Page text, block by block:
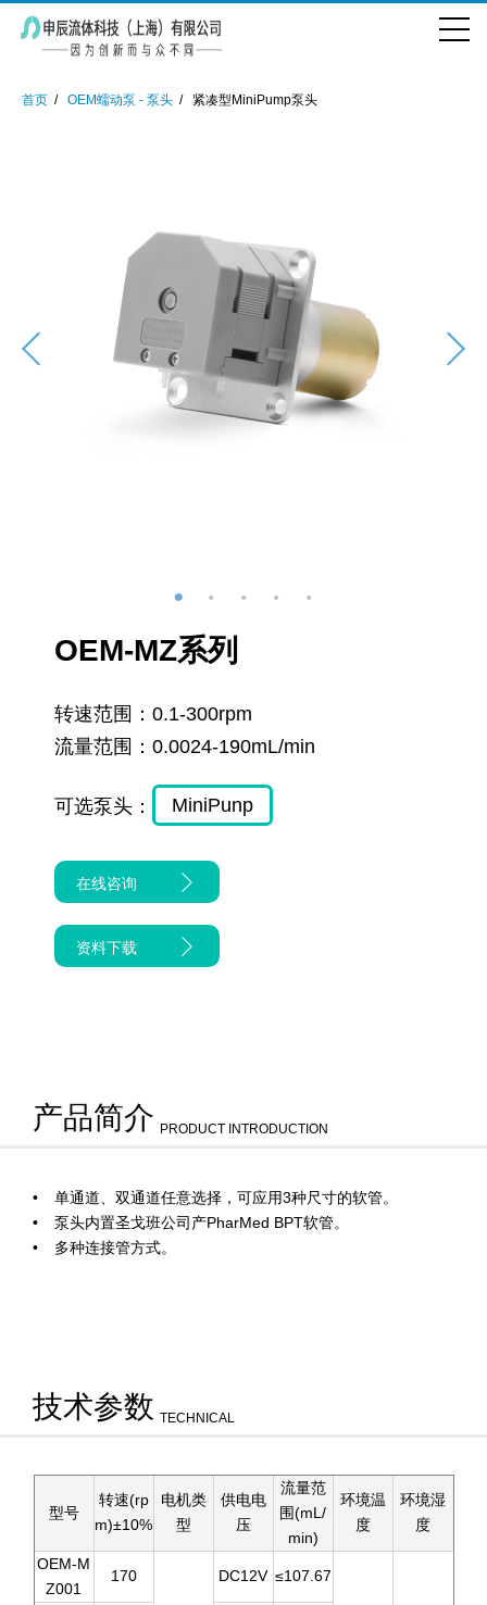
首页 OEM蠕动泵 - 泵头 紧凑型MiniPump泵头
OEM-MZ系列
转速范围： 0.1-300rpm
流量范围： 0.0024-190mL/min
可选泵头： MiniPunp
在线咨询
资料下载
产品简介 PRODUCT INTRODUCTION
单通道、双通道任意选择，可应用3种尺寸的软管。
泵头内置圣戈班公司产PharMed BPT软管。
多种连接管方式。
技术参数 TECHNICAL
型号
转速(rp
m)±10%
电机类
型
供电电
压
流量范
围(mL/
min)
环境温
度
环境湿
度
OEM-M
Z001
170 DC12V ≤107.67